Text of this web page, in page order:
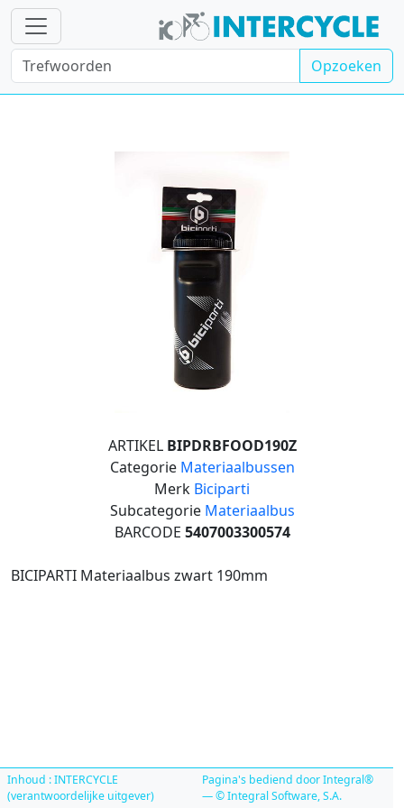
Opzoeken
ARTIKEL BIPDRBFOOD190Z
Categorie Materiaalbussen
Merk Biciparti
Subcategorie Materiaalbus
BARCODE 5407003300574
BICIPARTI Materiaalbus zwart 190mm
Inhoud : INTERCYCLE
(verantwoordelijke uitgever)
Pagina's bediend door Integral®
— © Integral Software, S.A.